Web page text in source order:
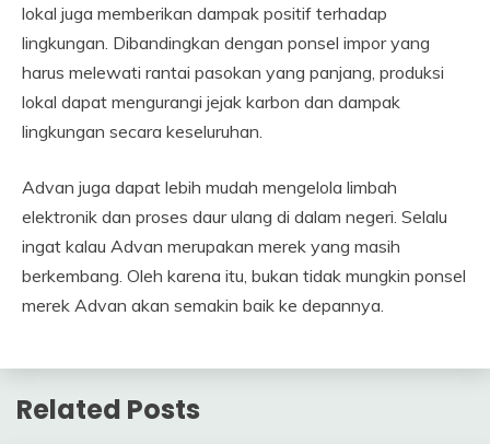
lokal juga memberikan dampak positif terhadap
lingkungan. Dibandingkan dengan ponsel impor yang
harus melewati rantai pasokan yang panjang, produksi
lokal dapat mengurangi jejak karbon dan dampak
lingkungan secara keseluruhan.
Advan juga dapat lebih mudah mengelola limbah
elektronik dan proses daur ulang di dalam negeri. Selalu
ingat kalau Advan merupakan merek yang masih
berkembang. Oleh karena itu, bukan tidak mungkin ponsel
merek Advan akan semakin baik ke depannya.
Related Posts